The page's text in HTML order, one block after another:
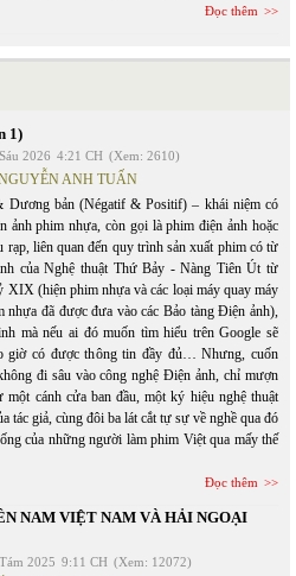
Đọc thêm
1)
2026 4:21 CH (Xem: 2610)
ANH TUẤN
Dương bản (Négatif & Positif) – khái niệm có
ảnh phim nhựa, còn gọi là phim điện ảnh hoặc
rạp, liên quan đến quy trình sản xuất phim có từ
của Nghệ thuật Thứ Bảy - Nàng Tiên Út từ
XIX (hiện phim nhựa và các loại máy quay máy
nhựa đã được đưa vào các Bảo tàng Điện ảnh),
mà nếu ai đó muốn tìm hiểu trên Google sẽ
giờ có được thông tin đầy đủ… Nhưng, cuốn
đi sâu vào công nghệ Điện ảnh, chỉ mượn
cánh cửa ban đầu, một ký hiệu nghệ thuật
tác giả, cùng đôi ba lát cắt tự sự về nghề qua đó
của những người làm phim Việt qua mấy thế
Đọc thêm
NAM VIỆT NAM VÀ HẢI NGOẠI
2025 9:11 CH (Xem: 12072)